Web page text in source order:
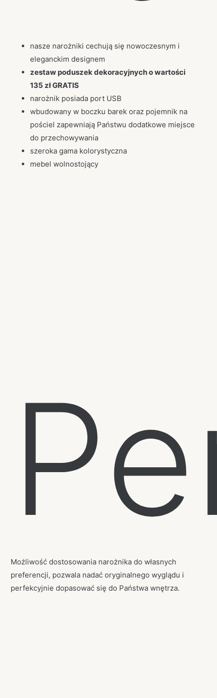
nasze narożniki cechują się nowoczesnym i
eleganckim designem
zestaw poduszek dekoracyjnych o wartości
135 zł GRATIS
narożnik posiada port USB
wbudowany w boczku barek oraz pojemnik na
pościel zapewniają Państwu dodatkowe miejsce
do przechowywania
szeroka gama kolorystyczna
mebel wolnostojący
Możliwość dostosowania narożnika do własnych
preferencji, pozwala nadać oryginalnego wyglądu i
perfekcyjnie dopasować się do Państwa wnętrza.